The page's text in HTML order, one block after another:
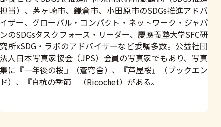
担当）、茅ヶ崎市、鎌倉市、小田原市のSDGs推進アドバ
イザー、グローバル・コンパクト・ネットワーク・ジャパ
ンのSDGsタスクフォース・リーダー、慶應義塾大学SFC研
究所xSDG・ラボのアドバイザーなど委嘱多数。公益社団
法人日本写真家協会（JPS）会員の写真家でもあり、写真
集に『一年後の桜』（蒼穹舎）、『芦屋桜』（ブックエン
ド）、『白杭の季節』（Ricochet）がある。